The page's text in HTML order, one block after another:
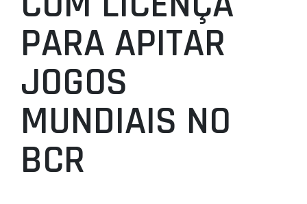
PROJETOS
LIGA BETCLIC MASCULINA
LIGA BETCLIC FEMININA
PARA APITAR
JOGOS
MUNDIAIS NO
BCR